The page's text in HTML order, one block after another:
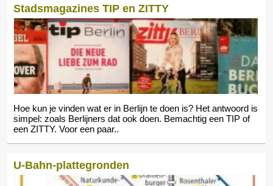
Stadsmagazines TIP en ZITTY
Hoe kun je vinden wat er in Berlijn te doen is? Het antwoord is
simpel: zoals Berlijners dat ook doen. Bemachtig een TIP of
een ZITTY. Voor een paar..
U-Bahn-plattegronden